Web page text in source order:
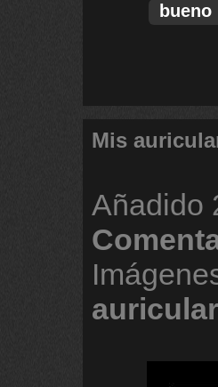
bueno
Mis
Añadido